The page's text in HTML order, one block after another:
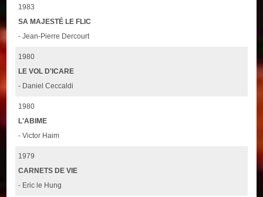
1983
SA MAJESTÉ LE FLIC
- Jean-Pierre Dercourt
1980
LE VOL D'ICARE
- Daniel Ceccaldi
1980
L'ABIME
- Victor Haim
1979
CARNETS DE VIE
- Eric le Hung